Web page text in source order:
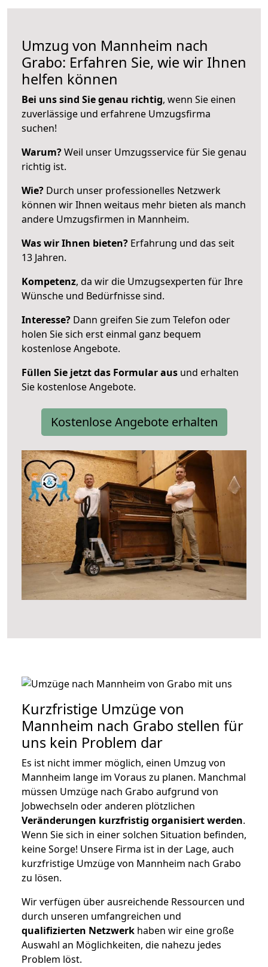
Umzug von Mannheim nach
Grabo: Erfahren Sie, wie wir Ihnen
helfen können
Bei uns sind Sie genau richtig, wenn Sie einen
zuverlässige und erfahrene Umzugsfirma
suchen!
Warum?Weil unser Umzugsservice für Sie genau
richtig ist.
Wie? Durch unser professionelles Netzwerk
können wir Ihnen weitaus mehr bieten als manch
andere Umzugsfirmen in Mannheim.
Was wir Ihnen bieten? Erfahrung und das seit
13 Jahren.
Kompetenz, da wir die Umzugsexperten für Ihre
Wünsche und Bedürfnisse sind.
Interesse? Dann greifen Sie zum Telefon oder
holen Sie sich erst einmal ganz bequem
kostenlose Angebote.
Füllen Sie jetzt das Formular aus und erhalten
Sie kostenlose Angebote.
Kostenlose Angebote erhalten
Kurzfristige Umzüge von
Mannheim nach Grabo stellen für
uns kein Problem dar
Es ist nicht immer möglich, einen Umzug von
Mannheim lange im Voraus zu planen. Manchmal
müssen Umzüge nach Grabo aufgrund von
Jobwechseln oder anderen plötzlichen
Veränderungen kurzfristig organisiert werden.
Wenn Sie sich in einer solchen Situation befinden,
keine Sorge! Unsere Firma ist in der Lage, auch
kurzfristige Umzüge von Mannheim nach Grabo
zu lösen.
Wir verfügen über ausreichende Ressourcen und
durch unseren umfangreichen und
qualifizierten Netzwerk haben wir eine große
Auswahl an Möglichkeiten, die nahezu jedes
Problem löst.